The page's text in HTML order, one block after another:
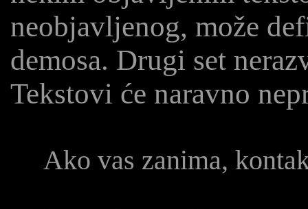
neobjavljenog, može
demosa. Drugi set
Tekstovi će naravno
Ako vas zanima,